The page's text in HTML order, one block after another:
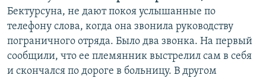
Бектурсуна, не дают покоя услышанные по
телефону слова, когда она звонила руководству
пограничного отряда. Было два звонка. На первый
сообщили, что ее племянник выстрелил сам в себя
и скончался по дороге в больницу. В другом